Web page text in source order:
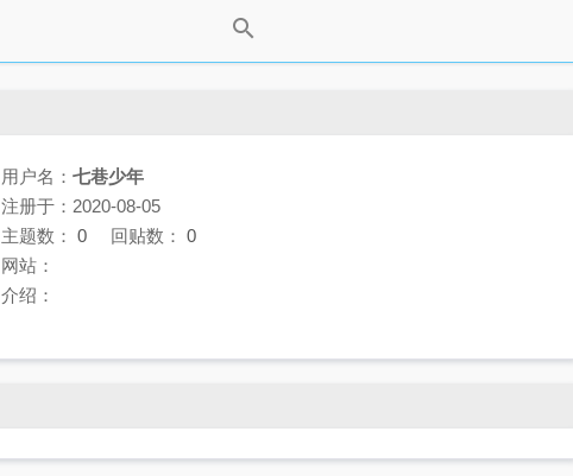
用户名： 七巷少年
注册于：2020-08-05
主题数： 0 回贴数： 0
网站：
介绍：